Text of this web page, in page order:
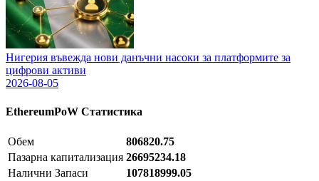
Нигерия въвежда нови данъчни насоки за платформите за
цифрови активи
2026-08-05
EthereumPoW Статистика
Обем
806820.75
Пазарна капитализация 26695234.18
Налични Запаси
107818999.05